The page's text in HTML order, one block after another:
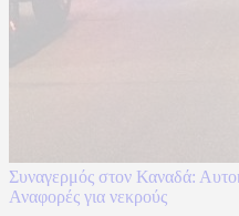
Συναγερμός στον Καναδά:
Αναφορές για νεκρούς